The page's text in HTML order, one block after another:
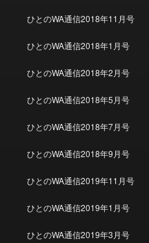
ひとのWA通信2018年11月号
ひとのWA通信2018年1月号
ひとのWA通信2018年2月号
ひとのWA通信2018年5月号
ひとのWA通信2018年7月号
ひとのWA通信2018年9月号
ひとのWA通信2019年11月号
ひとのWA通信2019年1月号
ひとのWA通信2019年3月号